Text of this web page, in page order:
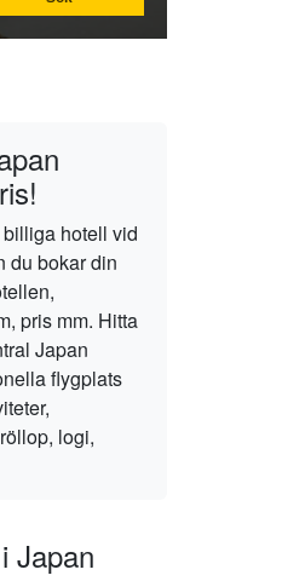
hotell vid
du bokar din
pris mm. Hitta
Japan
flygplats
logi,
Japan